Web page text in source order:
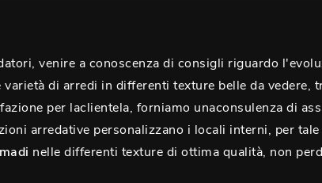
venire a conoscenza di consigli riguardo
di arredi in differenti texture belle da
per laclientela, forniamo unaconsulenza di
arredative personalizzano i locali interni, per
nelle differenti texture di ottima qualità, non